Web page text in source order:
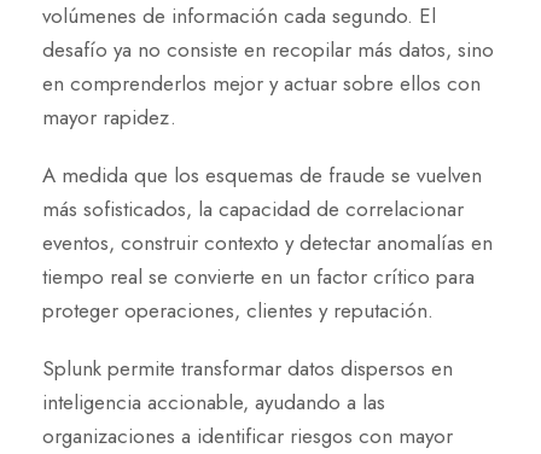
volúmenes de información cada segundo. El
desafío ya no consiste en recopilar más datos, sino
en comprenderlos mejor y actuar sobre ellos con
mayor rapidez.
A medida que los esquemas de fraude se vuelven
más sofisticados, la capacidad de correlacionar
eventos, construir contexto y detectar anomalías en
tiempo real se convierte en un factor crítico para
proteger operaciones, clientes y reputación.
Splunk permite transformar datos dispersos en
inteligencia accionable, ayudando a las
organizaciones a identificar riesgos con mayor